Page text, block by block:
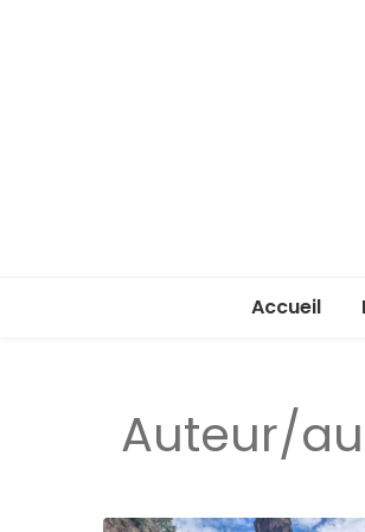
Accueil
Auteur/